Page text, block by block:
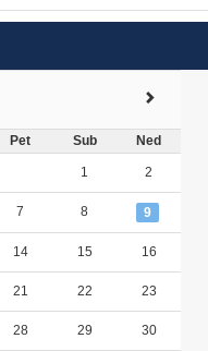
Pet Sub Ned
1 2
7 8 9
14 15 16
21 22 23
28 29 30